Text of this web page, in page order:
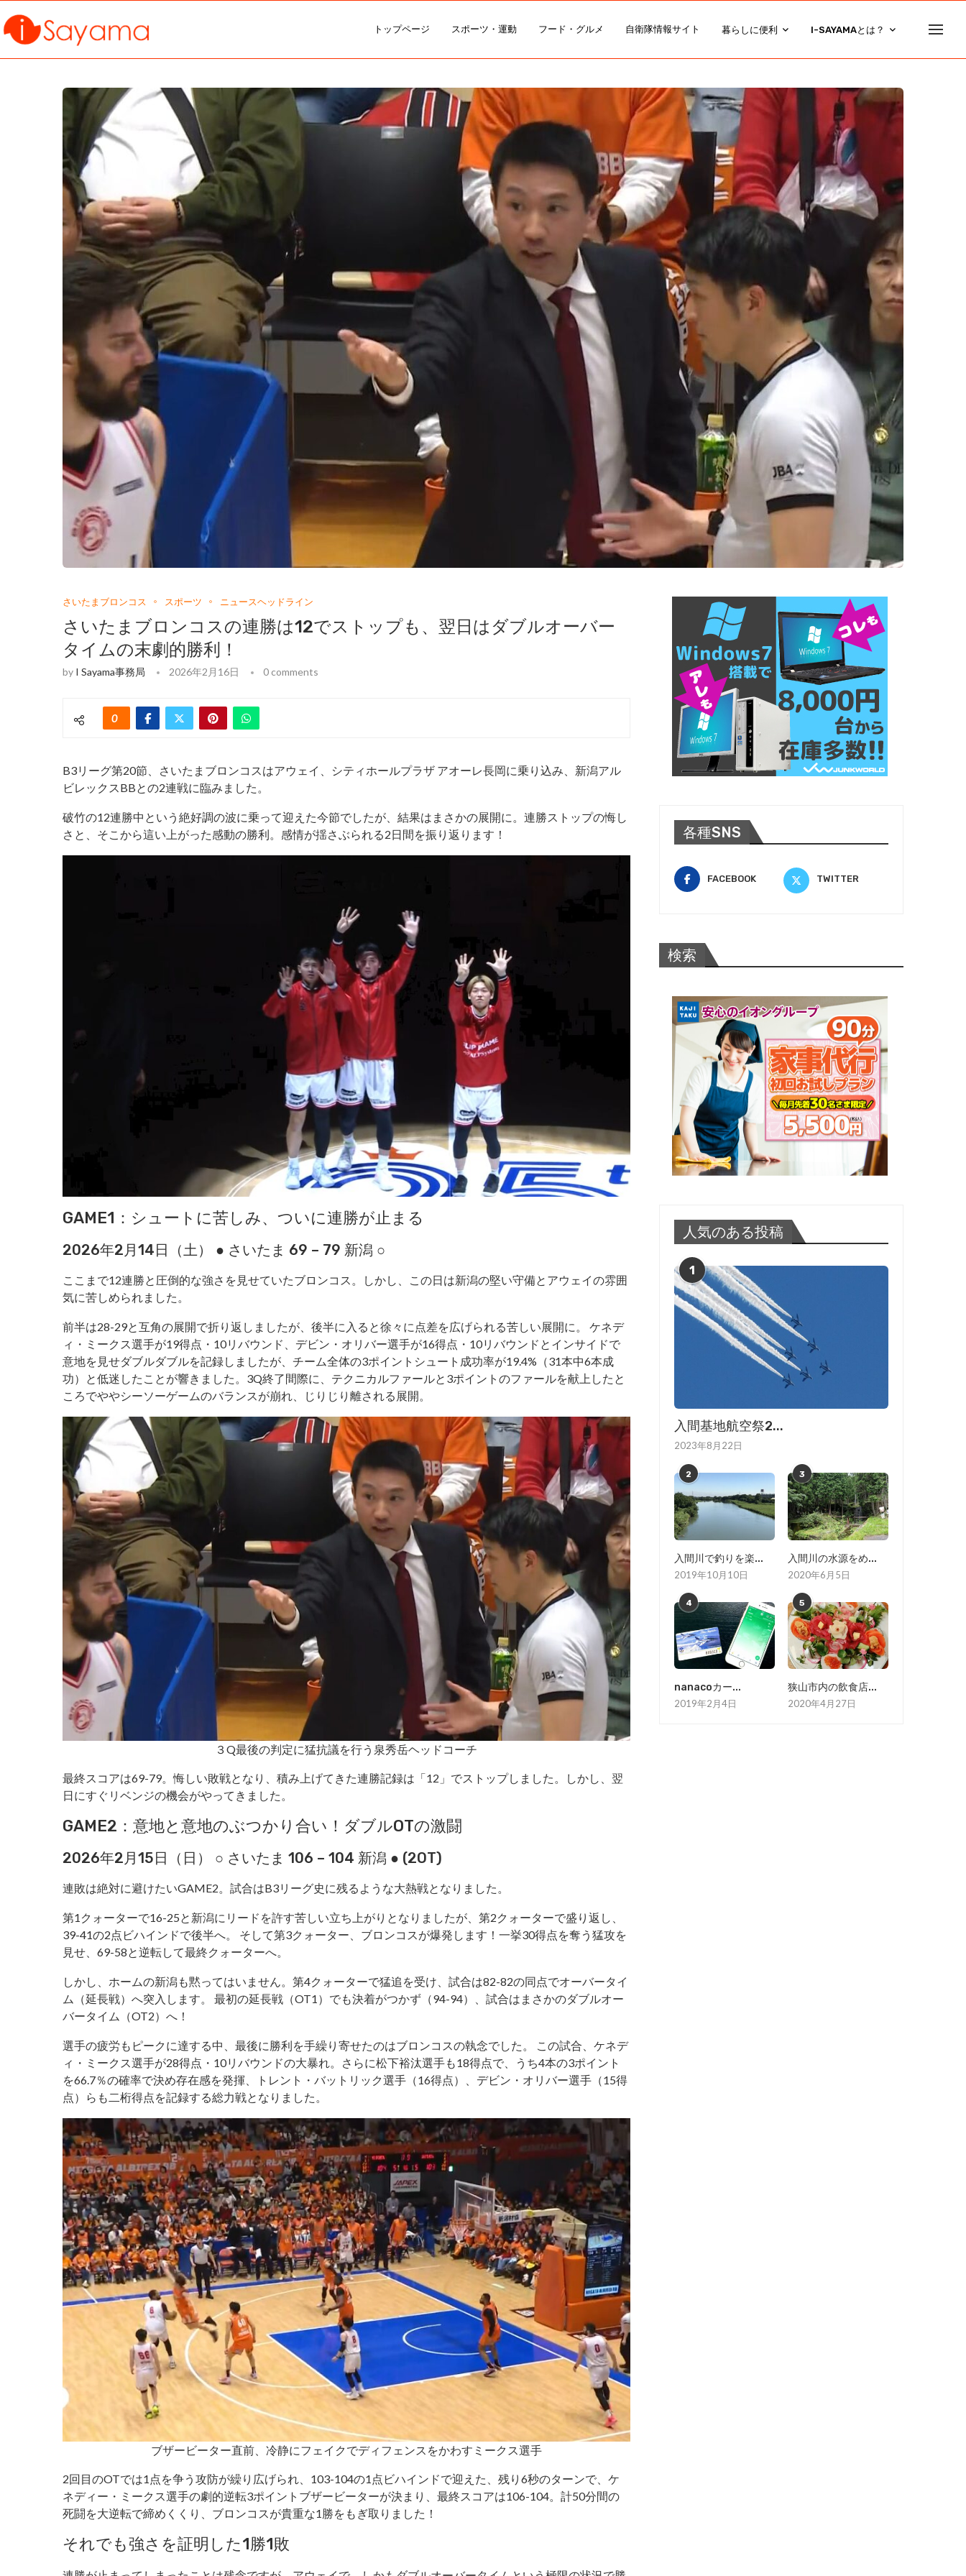
トップページ スポーツ・運動 フード・グルメ 自衛隊情報サイト 暮らしに便利 I-SAYAMAとは？
さいたまブロンコス スポーツ ニュースヘッドライン
さいたまブロンコスの連勝は12でストップも、翌日はダブルオーバー
タイムの末劇的勝利！
by I Sayama事務局 2026年2月16日 0 comments
0
B3リーグ第20節、さいたまブロンコスはアウェイ、シティホールプラザ アオーレ長岡に乗り込み、新潟アル
ビレックスBBとの2連戦に臨みました。
破竹の12連勝中という絶好調の波に乗って迎えた今節でしたが、結果はまさかの展開に。連勝ストップの悔し
さと、そこから這い上がった感動の勝利。感情が揺さぶられる2日間を振り返ります！
GAME1：シュートに苦しみ、ついに連勝が止まる
2026年2月14日（土） ● さいたま 69 – 79 新潟 ○
ここまで12連勝と圧倒的な強さを見せていたブロンコス。しかし、この日は新潟の堅い守備とアウェイの雰囲
気に苦しめられました。
前半は28-29と互角の展開で折り返しましたが、後半に入ると徐々に点差を広げられる苦しい展開に。 ケネデ
ィ・ミークス選手が19得点・10リバウンド、デビン・オリバー選手が16得点・10リバウンドとインサイドで
意地を見せダブルダブルを記録しましたが、チーム全体の3ポイントシュート成功率が19.4%（31本中6本成
功）と低迷したことが響きました。3Q終了間際に、テクニカルファールと3ポイントのファールを献上したと
ころでややシーソーゲームのバランスが崩れ、じりじり離される展開。
３Q最後の判定に猛抗議を行う泉秀岳ヘッドコーチ
最終スコアは69-79。悔しい敗戦となり、積み上げてきた連勝記録は「12」でストップしました。しかし、翌
日にすぐリベンジの機会がやってきました。
GAME2：意地と意地のぶつかり合い！ダブルOTの激闘
2026年2月15日（日） ○ さいたま 106 – 104 新潟 ● (2OT)
連敗は絶対に避けたいGAME2。試合はB3リーグ史に残るような大熱戦となりました。
第1クォーターで16-25と新潟にリードを許す苦しい立ち上がりとなりましたが、第2クォーターで盛り返し、
39-41の2点ビハインドで後半へ。 そして第3クォーター、ブロンコスが爆発します！一挙30得点を奪う猛攻を
見せ、69-58と逆転して最終クォーターへ。
しかし、ホームの新潟も黙ってはいません。第4クォーターで猛追を受け、試合は82-82の同点でオーバータイ
ム（延長戦）へ突入します。 最初の延長戦（OT1）でも決着がつかず（94-94）、試合はまさかのダブルオー
バータイム（OT2）へ！
選手の疲労もピークに達する中、最後に勝利を手繰り寄せたのはブロンコスの執念でした。 この試合、ケネデ
ィ・ミークス選手が28得点・10リバウンドの大暴れ。さらに松下裕汰選手も18得点で、うち4本の3ポイント
を66.7％の確率で決め存在感を発揮、トレント・バットリック選手（16得点）、デビン・オリバー選手（15得
点）らも二桁得点を記録する総力戦となりました。
ブザービーター直前、冷静にフェイクでディフェンスをかわすミークス選手
2回目のOTでは1点を争う攻防が繰り広げられ、103-104の1点ビハインドで迎えた、残り6秒のターンで、ケ
ネディー・ミークス選手の劇的逆転3ポイントブザービーターが決まり、最終スコアは106-104。計50分間の
死闘を大逆転で締めくくり、ブロンコスが貴重な1勝をもぎ取りました！
それでも強さを証明した1勝1敗
各種SNS
FACEBOOK TWITTER
検索
人気のある投稿
1
入間基地航空祭2...
2023年8月22日
2
入間川で釣りを楽...
2019年10月10日
3
入間川の水源をめ...
2020年6月5日
4
nanacoカー...
2019年2月4日
5
狭山市内の飲食店...
2020年4月27日